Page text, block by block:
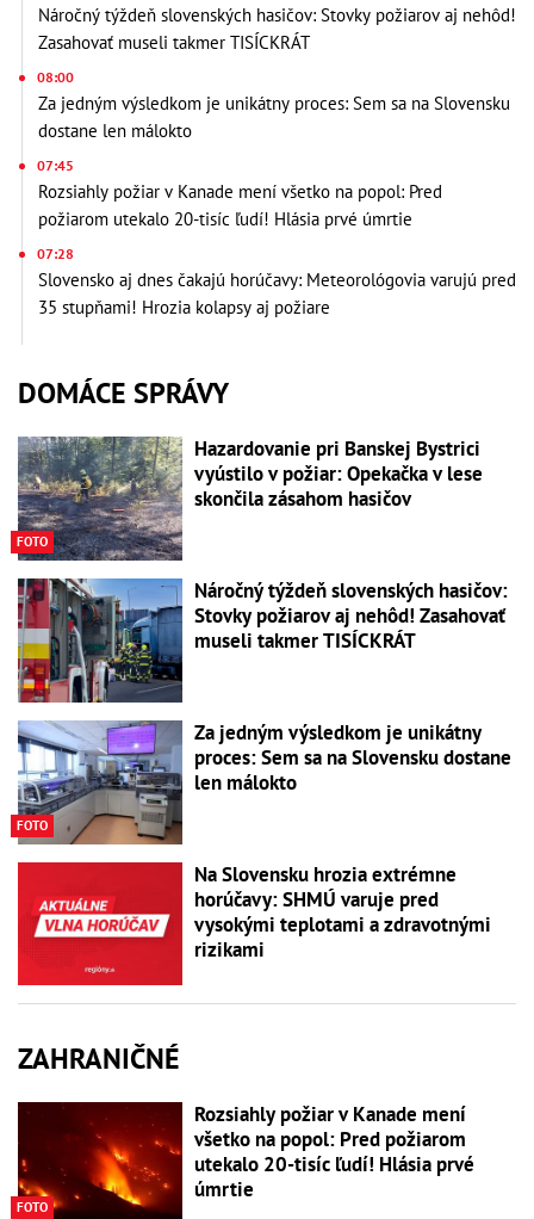
Náročný týždeň slovenských hasičov: Stovky požiarov aj nehôd!
Zasahovať museli takmer TISÍCKRÁT
08:00
Za jedným výsledkom je unikátny proces: Sem sa na Slovensku
dostane len málokto
07:45
Rozsiahly požiar v Kanade mení všetko na popol: Pred
požiarom utekalo 20-tisíc ľudí! Hlásia prvé úmrtie
07:28
Slovensko aj dnes čakajú horúčavy: Meteorológovia varujú pred
35 stupňami! Hrozia kolapsy aj požiare
DOMÁCE SPRÁVY
FOTO
Hazardovanie pri Banskej Bystrici
vyústilo v požiar: Opekačka v lese
skončila zásahom hasičov
Náročný týždeň slovenských hasičov:
Stovky požiarov aj nehôd! Zasahovať
museli takmer TISÍCKRÁT
FOTO
Za jedným výsledkom je unikátny
proces: Sem sa na Slovensku dostane
len málokto
Na Slovensku hrozia extrémne
horúčavy: SHMÚ varuje pred
vysokými teplotami a zdravotnými
rizikami
ZAHRANIČNÉ
FOTO
Rozsiahly požiar v Kanade mení
všetko na popol: Pred požiarom
utekalo 20-tisíc ľudí! Hlásia prvé
úmrtie